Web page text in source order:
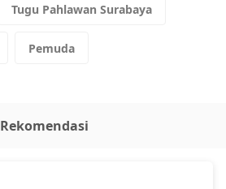
Tugu Pahlawan Surabaya
Pemuda
Rekomendasi